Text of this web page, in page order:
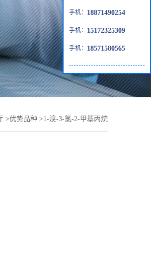
>优势品种 >1-溴-3-氯-2-甲基丙烷
手机： 18871490254
手机： 15172325309
手机： 18571580565